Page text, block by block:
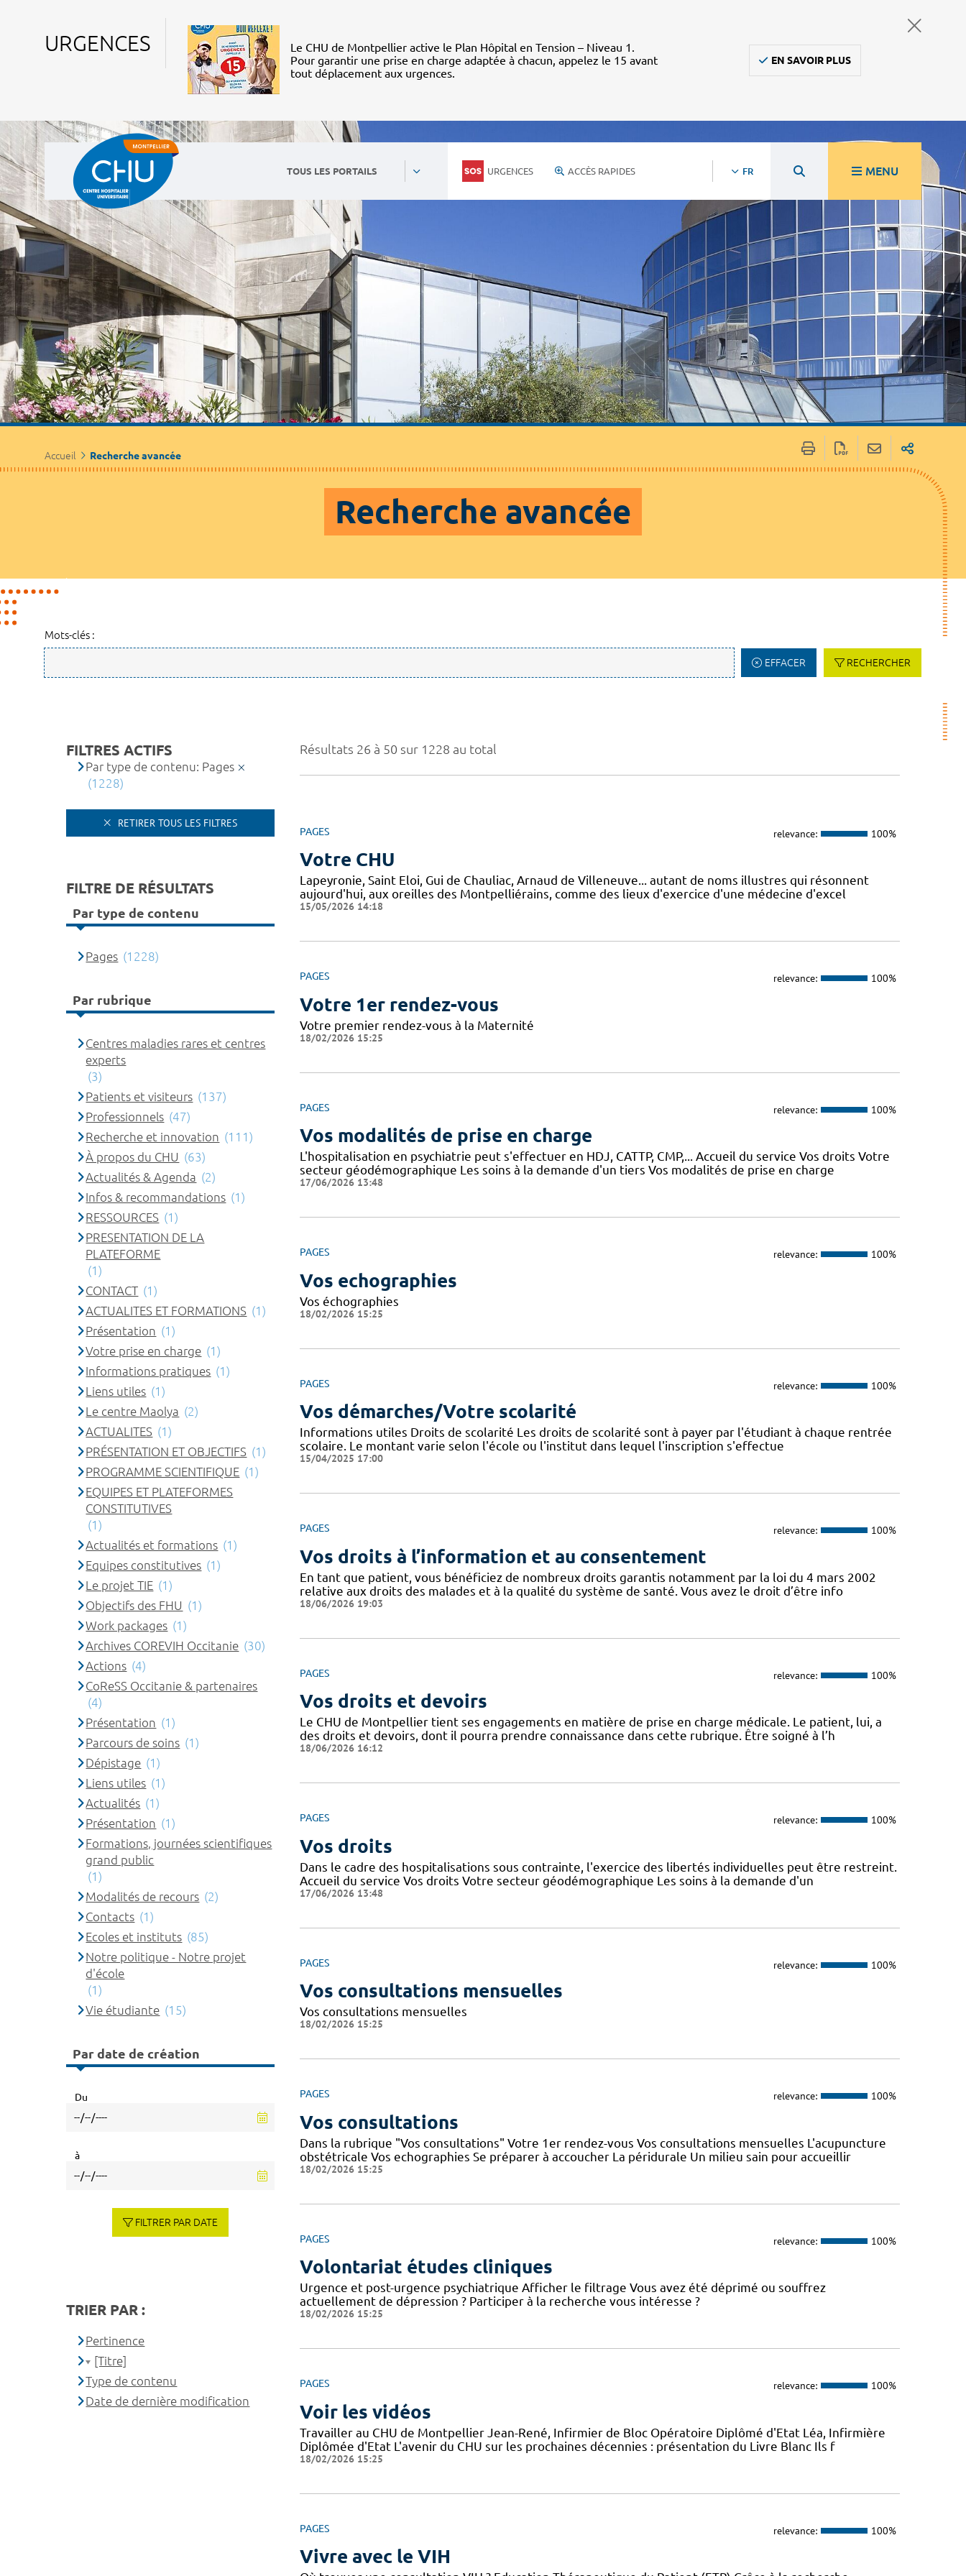
URGENCES
Le CHU de Montpellier active le Plan Hôpital en Tension – Niveau 1.
Pour garantir une prise en charge adaptée à chacun, appelez le 15 avant
tout déplacement aux urgences.
EN SAVOIR PLUS
TOUS LES PORTAILS URGENCES ACCÈS RAPIDES FR MENU
Accueil Recherche avancée
Recherche avancée
Mots-clés :
EFFACER RECHERCHER
Résultats 26 à 50 sur 1228 au total
PAGES relevance: 100%
Votre CHU
Lapeyronie, Saint Eloi, Gui de Chauliac, Arnaud de Villeneuve... autant de noms illustres qui résonnent
aujourd'hui, aux oreilles des Montpelliérains, comme des lieux d'exercice d'une médecine d'excel
15/05/2026 14:18
PAGES relevance: 100%
Votre 1er rendez-vous
Votre premier rendez-vous à la Maternité
18/02/2026 15:25
PAGES relevance: 100%
Vos modalités de prise en charge
L'hospitalisation en psychiatrie peut s'effectuer en HDJ, CATTP, CMP,... Accueil du service Vos droits Votre
secteur géodémographique Les soins à la demande d'un tiers Vos modalités de prise en charge
17/06/2026 13:48
PAGES relevance: 100%
Vos echographies
Vos échographies
18/02/2026 15:25
PAGES relevance: 100%
Vos démarches/Votre scolarité
Informations utiles Droits de scolarité Les droits de scolarité sont à payer par l'étudiant à chaque rentrée
scolaire. Le montant varie selon l'école ou l'institut dans lequel l'inscription s'effectue
15/04/2025 17:00
PAGES relevance: 100%
Vos droits à l’information et au consentement
En tant que patient, vous bénéficiez de nombreux droits garantis notamment par la loi du 4 mars 2002
relative aux droits des malades et à la qualité du système de santé. Vous avez le droit d’être info
18/06/2026 19:03
PAGES relevance: 100%
Vos droits et devoirs
Le CHU de Montpellier tient ses engagements en matière de prise en charge médicale. Le patient, lui, a
des droits et devoirs, dont il pourra prendre connaissance dans cette rubrique. Être soigné à l’h
18/06/2026 16:12
PAGES relevance: 100%
Vos droits
Dans le cadre des hospitalisations sous contrainte, l'exercice des libertés individuelles peut être restreint.
Accueil du service Vos droits Votre secteur géodémographique Les soins à la demande d'un
17/06/2026 13:48
PAGES relevance: 100%
Vos consultations mensuelles
Vos consultations mensuelles
18/02/2026 15:25
PAGES relevance: 100%
Vos consultations
Dans la rubrique "Vos consultations" Votre 1er rendez-vous Vos consultations mensuelles L'acupuncture
obstétricale Vos echographies Se préparer à accoucher La péridurale Un milieu sain pour accueillir
18/02/2026 15:25
PAGES relevance: 100%
Volontariat études cliniques
Urgence et post-urgence psychiatrique Afficher le filtrage Vous avez été déprimé ou souffrez
actuellement de dépression ? Participer à la recherche vous intéresse ?
18/02/2026 15:25
PAGES relevance: 100%
Voir les vidéos
Travailler au CHU de Montpellier Jean-René, Infirmier de Bloc Opératoire Diplômé d'Etat Léa, Infirmière
Diplômée d'Etat L'avenir du CHU sur les prochaines décennies : présentation du Livre Blanc Ils f
18/02/2026 15:25
PAGES relevance: 100%
Vivre avec le VIH
FILTRES ACTIFS
Par type de contenu: Pages
(1228)
RETIRER TOUS LES FILTRES
FILTRE DE RÉSULTATS
Par type de contenu
Pages (1228)
Par rubrique
Centres maladies rares et centres
experts
(3)
Patients et visiteurs (137)
Professionnels (47)
Recherche et innovation (111)
À propos du CHU (63)
Actualités & Agenda (2)
Infos & recommandations (1)
RESSOURCES (1)
PRESENTATION DE LA
PLATEFORME
(1)
CONTACT (1)
ACTUALITES ET FORMATIONS (1)
Présentation (1)
Votre prise en charge (1)
Informations pratiques (1)
Liens utiles (1)
Le centre Maolya (2)
ACTUALITES (1)
PRÉSENTATION ET OBJECTIFS (1)
PROGRAMME SCIENTIFIQUE (1)
EQUIPES ET PLATEFORMES
CONSTITUTIVES
(1)
Actualités et formations (1)
Equipes constitutives (1)
Le projet TIE (1)
Objectifs des FHU (1)
Work packages (1)
Archives COREVIH Occitanie (30)
Actions (4)
CoReSS Occitanie & partenaires
(4)
Présentation (1)
Parcours de soins (1)
Dépistage (1)
Liens utiles (1)
Actualités (1)
Présentation (1)
Formations, journées scientifiques
grand public
(1)
Modalités de recours (2)
Contacts (1)
Ecoles et instituts (85)
Notre politique - Notre projet
d'école
(1)
Vie étudiante (15)
Par date de création
Du
à
FILTRER PAR DATE
TRIER PAR :
Pertinence
[Titre]
Type de contenu
Date de dernière modification